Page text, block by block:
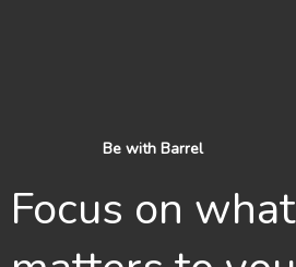
Be with Barrel
Focus on what